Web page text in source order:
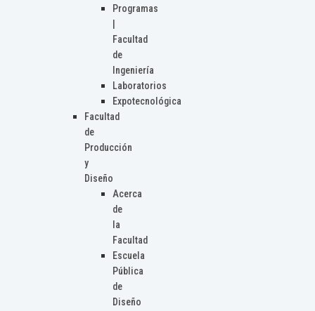
Programas
Facultad
de
Ingeniería
Laboratorios
Expotecnológica
Facultad
de
Producción
y
Diseño
Acerca
de
la
Facultad
Escuela
Pública
de
Diseño